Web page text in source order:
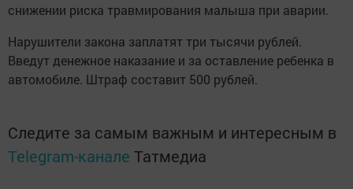
снижении риска травмирования малыша при аварии.
Нарушители закона заплатят три тысячи рублей.
Введут денежное наказание и за оставление ребенка в
автомобиле. Штраф составит 500 рублей.
Следите за самым важным и интересным в
Telegram-канале Татмедиа